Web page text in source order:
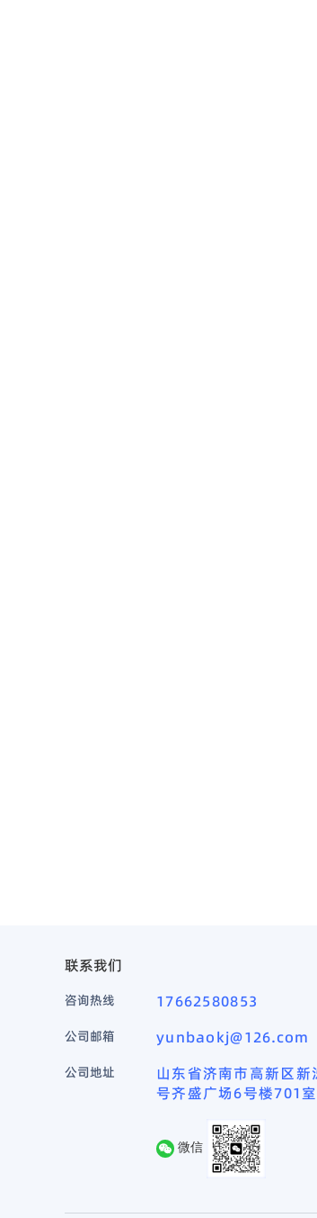
联系我们
咨询热线 17662580853
公司邮箱 yunbaokj@126.com
公司地址
山东省济南市高新区
号齐盛广场6号楼701室
微信